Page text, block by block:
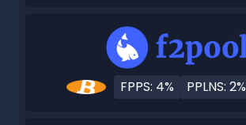
FPPS: 4% PPLNS: 2%